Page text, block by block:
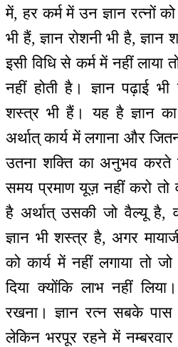
में, हर कर्म में उन ज्ञान रत्नों
भी हैं, ज्ञान रोशनी भी है,
इसी विधि से कर्म में नहीं लाया
नहीं होती है। ज्ञान पढ़ाई
शस्त्र भी हैं। यह है ज्ञान
अर्थात् कार्य में लगाना और
उतना शक्ति का अनुभव
समय प्रमाण यूज़ नहीं करो तो
है अर्थात् उसकी जो वैल्यू है,
ज्ञान भी शस्त्र है, अगर
को कार्य में नहीं लगाया तो
दिया क्योंकि लाभ नहीं
रखना। ज्ञान रत्न सबके पास
लेकिन भरपूर रहने में